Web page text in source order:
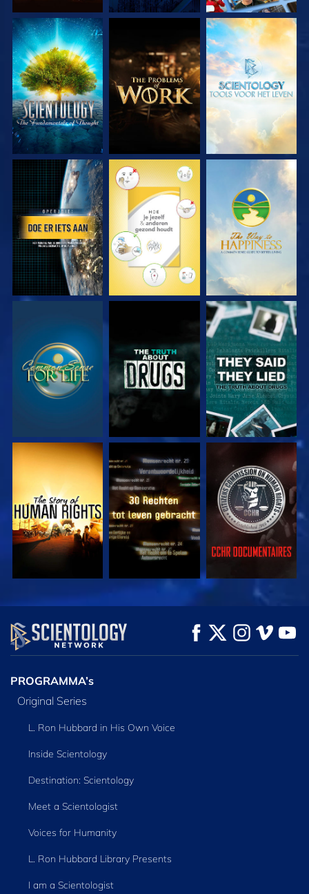
VERKEN DE SERIE VERKEN DE SERIE VERKEN DE SERIE
KIJK KIJK KIJK
KIJK KIJK KIJK
KIJK KIJK KIJK
KIJK VERKEN DE SERIE
PROGRAMMA’s
Original Series
L. Ron Hubbard in His Own Voice
Inside Scientology
Destination: Scientology
Meet a Scientologist
Voices for Humanity
L. Ron Hubbard Library Presents
I am a Scientologist